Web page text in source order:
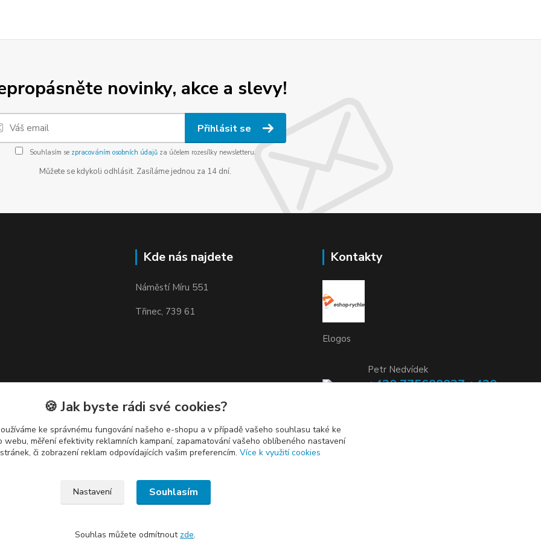
novinky, akce a slevy!
Přihlásit se
Souhlasím se zpracováním osobních údajůza účelem rozesílky newsletteru.
Můžete se kdykoli odhlásit. Zasíláme jednou za 14 dní.
Kde nás najdete
Náměstí Míru 551
Třinec, 739 61
Kontakty
Elogos
Petr Nedvídek
+420 775688827 +420
info@elogos.cz
🍪 Jak byste rádi své cookies?
ke správnému fungování našeho e-shopu a v případě vašeho souhlasu také ke
měření efektivity reklamních kampaní, zapamatování vašeho oblíbeného nastavení
či zobrazení reklam odpovídajících vašim preferencím. Více k využití cookies
Nastavení Souhlasím
Souhlas můžete odmítnout zde.